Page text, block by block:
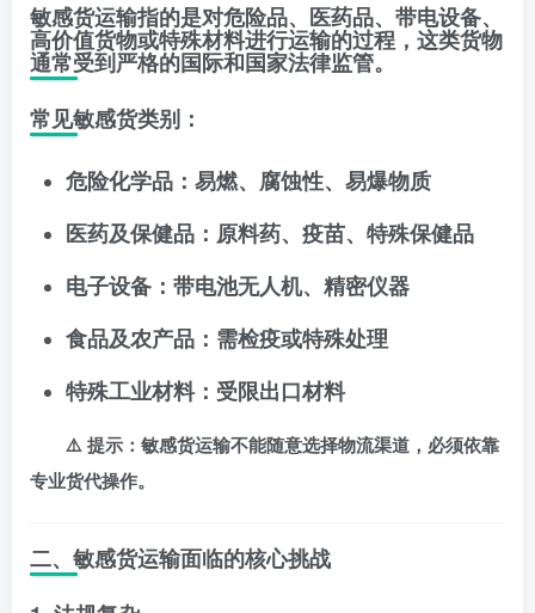
敏感货运输指的是对危险品、医药品、带电设备、
高价值货物或特殊材料进行运输的过程，这类货物
通常受到严格的国际和国家法律监管。
常见敏感货类别：
危险化学品：易燃、腐蚀性、易爆物质
医药及保健品：原料药、疫苗、特殊保健品
电子设备：带电池无人机、精密仪器
食品及农产品：需检疫或特殊处理
特殊工业材料：受限出口材料
⚠️ 提示：敏感货运输不能随意选择物流渠道，必须依靠
专业货代操作。
二、敏感货运输面临的核心挑战